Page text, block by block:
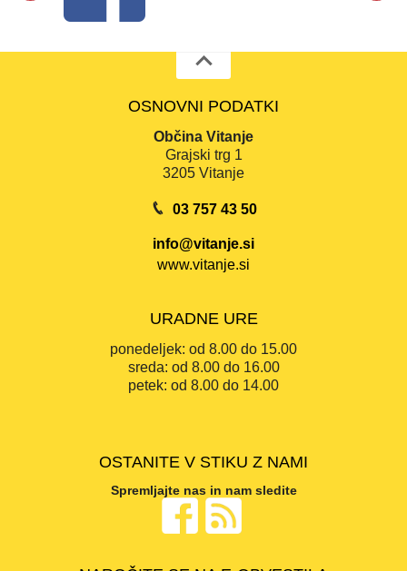
OSNOVNI PODATKI
Občina Vitanje
Grajski trg 1
3205 Vitanje
03 757 43 50
info@vitanje.si
www.vitanje.si
URADNE URE
ponedeljek: od 8.00 do 15.00
sreda: od 8.00 do 16.00
petek: od 8.00 do 14.00
OSTANITE V STIKU Z NAMI
Spremljajte nas in nam sledite